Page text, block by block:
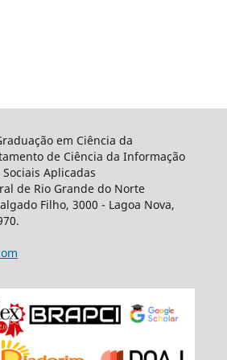
em Ciência da
de Ciência da Informação
Aplicadas
de Rio Grande do Norte
Filho, 3000 - Lagoa Nova,